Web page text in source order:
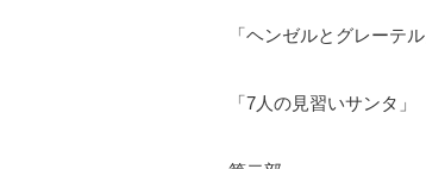
「ヘンゼルとグレーテル
「7人の見習いサンタ」